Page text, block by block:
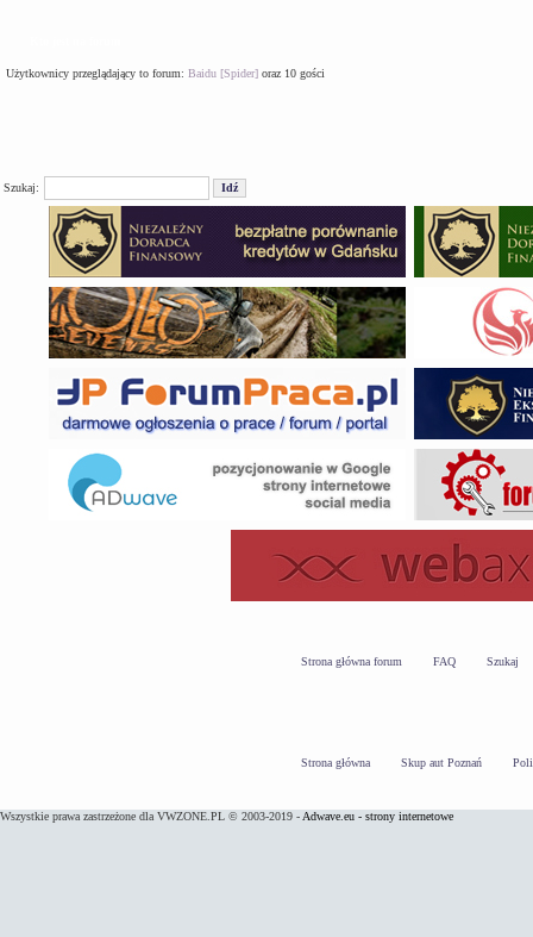
Użytkownicy przeglądający to forum: Baidu [Spider] oraz 10 gości
Szukaj:
Strona główna forum FAQ Szukaj
Strona główna Skup aut Poznań
Wszystkie prawa zastrzeżone dla VWZONE.PL © 2003-2019 - Adwave.eu - strony internetowe